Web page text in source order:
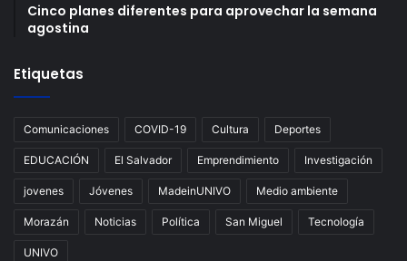
Cinco planes diferentes para aprovechar la semana
agostina
Etiquetas
Comunicaciones COVID-19 Cultura Deportes
EDUCACIÓN El Salvador Emprendimiento Investigación
jovenes Jóvenes MadeinUNIVO Medio ambiente
Morazán Noticias Política San Miguel Tecnología
UNIVO